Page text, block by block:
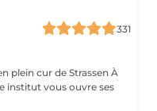
331
cur de Strassen À
institut vous ouvre ses